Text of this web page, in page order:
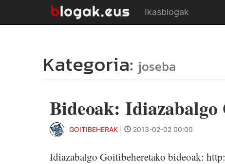
Ikasblogak
Kategoria: joseba
Bideoak:
GOITIBEHERAK 2013-02-02 00:00
Idiazabalgo Goitibeheretako bideoak: